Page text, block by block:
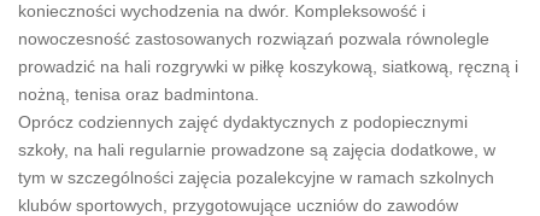
konieczności wychodzenia na dwór. Kompleksowość i
nowoczesność zastosowanych rozwiązań pozwala równolegle
prowadzić na hali rozgrywki w piłkę koszykową, siatkową, ręczną i
nożną, tenisa oraz badmintona.
Oprócz codziennych zajęć dydaktycznych z podopiecznymi
szkoły, na hali regularnie prowadzone są zajęcia dodatkowe, w
tym w szczególności zajęcia pozalekcyjne w ramach szkolnych
klubów sportowych, przygotowujące uczniów do zawodów